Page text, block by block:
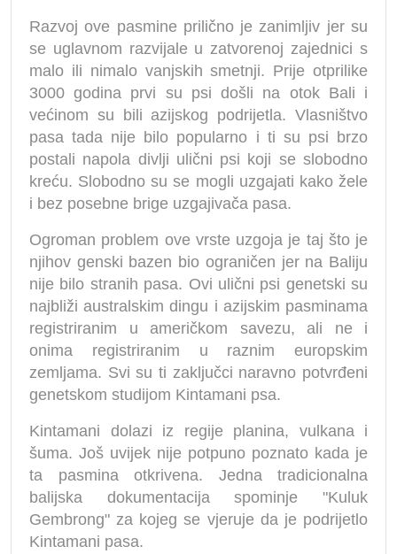
Razvoj ove pasmine prilično je zanimljiv jer su
se uglavnom razvijale u zatvorenoj zajednici s
malo ili nimalo vanjskih smetnji. Prije otprilike
3000 godina prvi su psi došli na otok Bali i
većinom su bili azijskog podrijetla. Vlasništvo
pasa tada nije bilo popularno i ti su psi brzo
postali napola divlji ulični psi koji se slobodno
kreću. Slobodno su se mogli uzgajati kako žele
i bez posebne brige uzgajivača pasa.
Ogroman problem ove vrste uzgoja je taj što je
njihov genski bazen bio ograničen jer na Baliju
nije bilo stranih pasa. Ovi ulični psi genetski su
najbliži australskim dingu i azijskim pasminama
registriranim u američkom savezu, ali ne i
onima registriranim u raznim europskim
zemljama. Svi su ti zaključci naravno potvrđeni
genetskom studijom Kintamani psa.
Kintamani dolazi iz regije planina, vulkana i
šuma. Još uvijek nije potpuno poznato kada je
ta pasmina otkrivena. Jedna tradicionalna
balijska dokumentacija spominje "Kuluk
Gembrong" za kojeg se vjeruje da je podrijetlo
Kintamani pasa.